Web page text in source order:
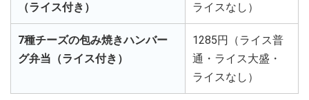
（ライス付き）
ライスなし）
7種チーズの包み焼きハンバー
グ弁当（ライス付き）
1285円（ライス普
通・ライス大盛・
ライスなし）